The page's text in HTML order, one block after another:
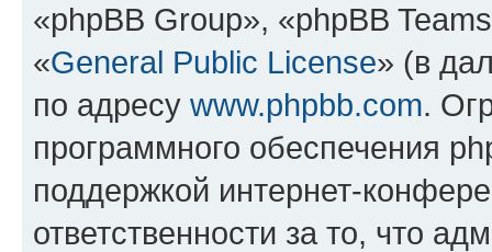
«phpBB Group», «phpBB
«General Public License» (в
по адресу www.phpbb.com.
программного обеспечения
поддержкой интернет-
ответственности за то, что